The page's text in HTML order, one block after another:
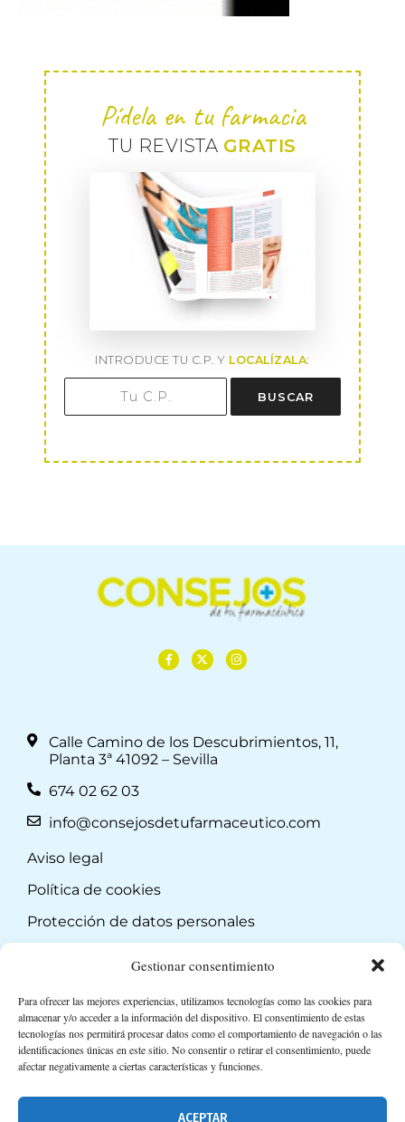
Gestionar consentimiento
Para ofrecer las mejores experiencias, utilizamos tecnologías como las cookies para
almacenar y/o acceder a la información del dispositivo. El consentimiento de estas
tecnologías nos permitirá procesar datos como el comportamiento de navegación o las
identificaciones únicas en este sitio. No consentir o retirar el consentimiento, puede
afectar negativamente a ciertas características y funciones.
ACEPTAR
Pídela en tu farmacia
TU REVISTA GRATIS
INTRODUCE TU C.P. Y LOCALÍZALA:
BUSCAR
Calle Camino de los Descubrimientos, 11,
Planta 3ª 41092 – Sevilla
674 02 62 03
info@consejosdetufarmaceutico.com
Aviso legal
Política de cookies
Protección de datos personales